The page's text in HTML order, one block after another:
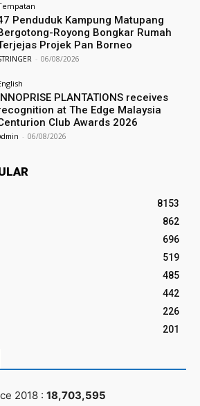
Penduduk Kampung Matupang
Royong Bongkar Rumah
Projek Pan Borneo
- 06/08/2026
PLANTATIONS receives
at The Edge Malaysia
Club Awards 2026
- 06/08/2026
8153
862
696
519
485
442
226
201
2018 : 18,703,595